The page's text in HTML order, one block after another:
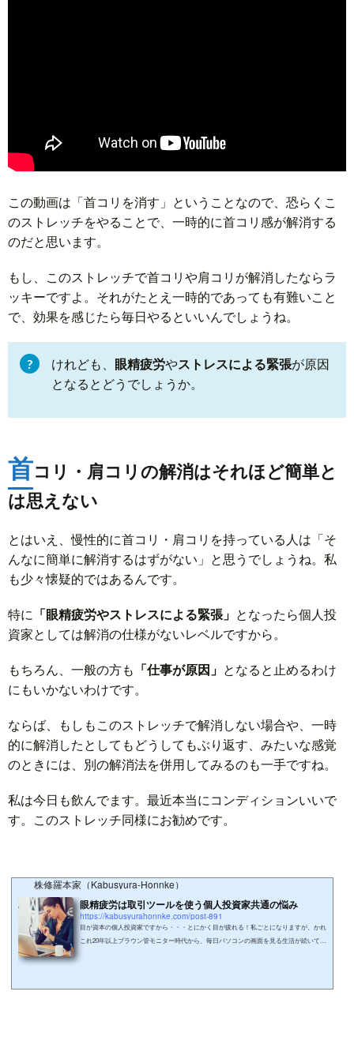
この動画は「首コリを消す」ということなので、恐らくこ
のストレッチをやることで、一時的に首コリ感が解消する
のだと思います。
もし、このストレッチで首コリや肩コリが解消したならラ
ッキーですよ。それがたとえ一時的であっても有難いこと
で、効果を感じたら毎日やるといいんでしょうね。
けれども、 眼精疲労やストレスによる緊張が原因
となるとどうでしょうか。
首コリ・肩コリの解消はそれほど簡単と
は思えない
とはいえ、慢性的に首コリ・肩コリを持っている人は「そ
んなに簡単に解消するはずがない」と思うでしょうね。私
も少々懐疑的ではあるんです。
特に 「眼精疲労やストレスによる緊張」 となったら個人投
資家としては解消の仕様がないレベルですから。
もちろん、一般の方も 「仕事が原因」 となると止めるわけ
にもいかないわけです。
ならば、もしもこのストレッチで解消しない場合や、一時
的に解消したとしてもどうしてもぶり返す、みたいな感覚
のときには、別の解消法を併用してみるのも一手ですね。
私は今日も飲んでます。最近本当にコンディションいいで
す。このストレッチ同様にお勧めです。
株修羅本家（Kabusyura-Honnke）
眼精疲労は取引ツールを使う個人投資家共通の悩み
https://kabusyurahonnke.com/post-891
目が資本の個人投資家ですから・・・とにかく目が疲れる！私ごとになりますが、かれ
これ20年以上ブラウン管モニター時代から、毎日パソコンの画面を見る生活が続いてい